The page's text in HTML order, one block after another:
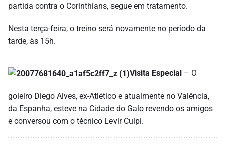
partida contra o Corinthians, segue em tratamento.
Nesta terça-feira, o treino será novamente no período da
tarde, às 15h.
Visita Especial – O
goleiro Diego Alves, ex-Atlético e atualmente no Valência,
da Espanha, esteve na Cidade do Galo revendo os amigos
e conversou com o técnico Levir Culpi.